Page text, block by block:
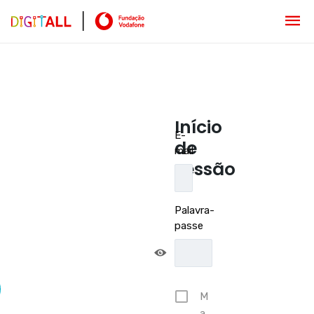
Início
de
sessão
E-
mail
Palavra-
passe
M